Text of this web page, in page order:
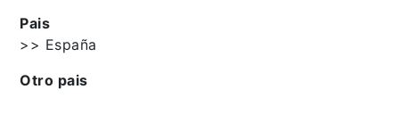
Pais
>> España
Otro pais